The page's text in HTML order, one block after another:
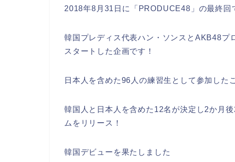
2018年8月31日に「PRODUCE48」の最終回
韓国プレディス代表ハン・ソンスとAKB48プ
スタートした企画です！
日本人を含めた96人の練習生として参加した
韓国人と日本人を含めた12名が決定し2か月
ムをリリース！
韓国デビューを果たしました